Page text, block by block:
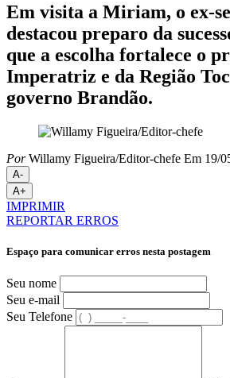
Em visita a Miriam, o ex-
destacou preparo da
que a escolha fortalece o
Imperatriz e da Região
governo Brandão.
PorWillamy Figueira/Editor-chefe Em 19/
A-
A+
IMPRIMIR
REPORTAR ERROS
Espaço para comunicar erros nesta postagem
Seu nome
Seu e-mail
Seu Telefone